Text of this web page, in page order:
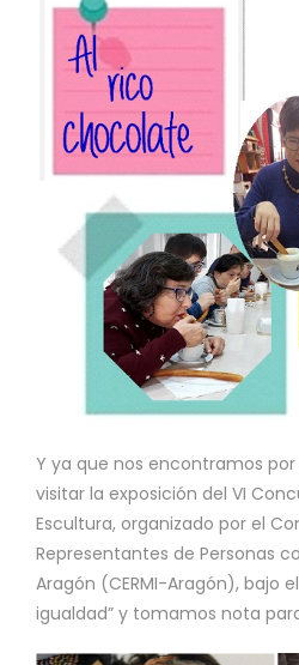
Y ya que nos encontramos
visitar la exposición del VI
Escultura, organizado por el
Representantes de Personas
Aragón (CERMI-Aragón), bajo
igualdad” y tomamos nota